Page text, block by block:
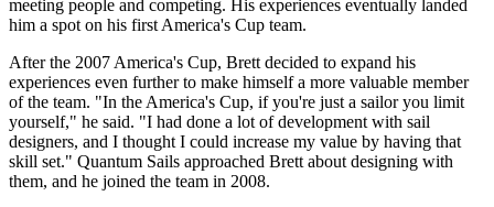
meeting people and competing. His experiences eventually landed
him a spot on his first America's Cup team.
After the 2007 America's Cup, Brett decided to expand his
experiences even further to make himself a more valuable member
of the team. "In the America's Cup, if you're just a sailor you limit
yourself," he said. "I had done a lot of development with sail
designers, and I thought I could increase my value by having that
skill set." Quantum Sails approached Brett about designing with
them, and he joined the team in 2008.